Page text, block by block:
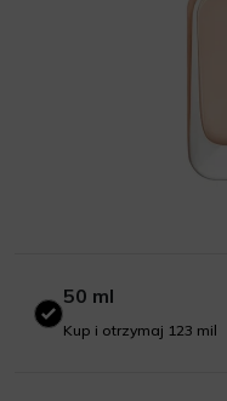
50 ml
50 ml
Kup i otrzymaj 123 mil